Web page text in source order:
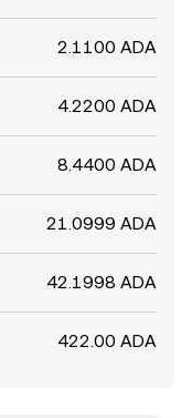
2.1100 ADA
4.2200 ADA
8.4400 ADA
21.0999 ADA
42.1998 ADA
422.00 ADA